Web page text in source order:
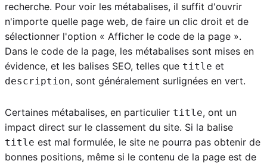
recherche. Pour voir les métabalises, il suffit d'ouvrir
n'importe quelle page web, de faire un clic droit et de
sélectionner l'option « Afficher le code de la page ».
Dans le code de la page, les métabalises sont mises en
évidence, et les balises SEO, telles que title et
description, sont généralement surlignées en vert.
Certaines métabalises, en particulier title, ont un
impact direct sur le classement du site. Si la balise
title est mal formulée, le site ne pourra pas obtenir de
bonnes positions, même si le contenu de la page est de